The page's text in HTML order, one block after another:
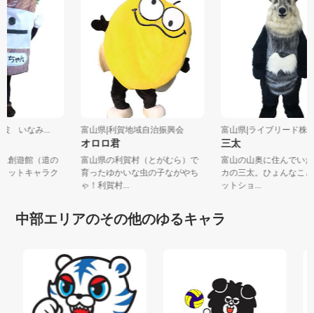
波 いなみ...
里創遊館（道の
コットキャラク
富山県|利賀地域自治振興会
オロロ君
富山県の利賀村（とがむら）で
育ったゆかいな虫の子ながやち
ゃ！利賀村...
富山県|ライブリード
三太
富山の山奥に住んで
カの三太。ひょんな
ットショ...
中部エリアのその他のゆるキャラ